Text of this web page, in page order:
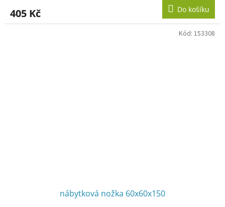
405 Kč Do košíku
nábytková nožka 60x60x150
Kód: 153308